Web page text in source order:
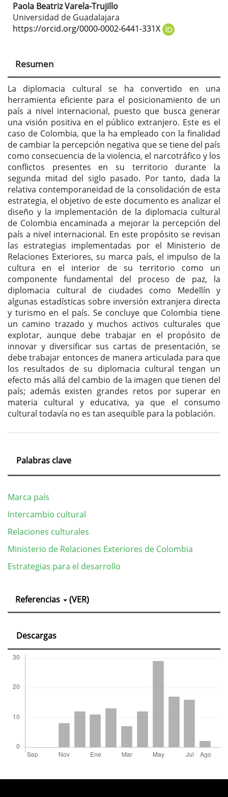
Contenido
principal
artículo
Paola Beatriz Varela-Trujillo
Universidad de Guadalajara
https://orcid.org/0000-0002-6441-331X
Resumen
La diplomacia cultural se ha convertido en una
herramienta eficiente para el posicionamiento de un
país a nivel internacional, puesto que busca generar
una visión positiva en el público extranjero. Este es el
caso de Colombia, que la ha empleado con la finalidad
de cambiar la percepción negativa que se tiene del país
como consecuencia de la violencia, el narcotráfico y los
conflictos presentes en su territorio durante la
segunda mitad del siglo pasado. Por tanto, dada la
relativa contemporaneidad de la consolidación de esta
estrategia, el objetivo de este documento es analizar el
diseño y la implementación de la diplomacia cultural
de Colombia encaminada a mejorar la percepción del
país a nivel internacional. En este propósito se revisan
las estrategias implementadas por el Ministerio de
Relaciones Exteriores, su marca país, el impulso de la
cultura en el interior de su territorio como un
componente fundamental del proceso de paz, la
diplomacia cultural de ciudades como Medellín y
algunas estadísticas sobre inversión extranjera directa
y turismo en el país. Se concluye que Colombia tiene
un camino trazado y muchos activos culturales que
explotar, aunque debe trabajar en el propósito de
innovar y diversificar sus cartas de presentación¸ se
debe trabajar entonces de manera articulada para que
los resultados de su diplomacia cultural tengan un
efecto más allá del cambio de la imagen que tienen del
país; además existen grandes retos por superar en
materia cultural y educativa, ya que el consumo
cultural todavía no es tan asequible para la población.
Palabras clave
Marca país
Intercambio cultural
Relaciones culturales
Ministerio de Relaciones Exteriores de Colombia
Estrategias para el desarrollo
Detalles
del
artículo
Referencias (VER)
Descargas